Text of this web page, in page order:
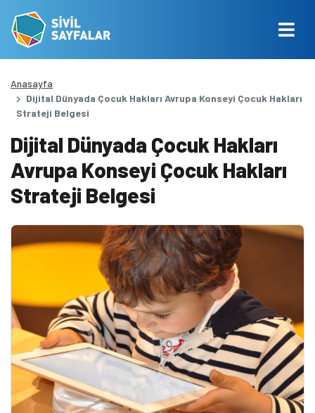
Anasayfa
Dijital Dünyada Çocuk Hakları Avrupa Konseyi Çocuk Hakları
Strateji Belgesi
Dijital Dünyada Çocuk Hakları
Avrupa Konseyi Çocuk Hakları
Strateji Belgesi